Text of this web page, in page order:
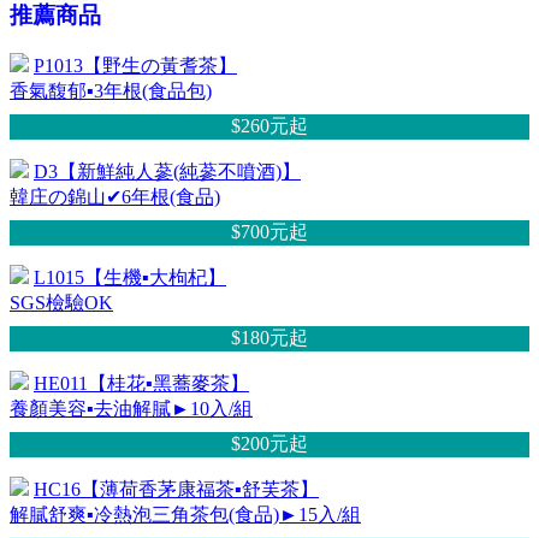
推薦商品
P1013【野生の黃耆茶】
香氣馥郁▪3年根(食品包)
$260元起
D3【新鮮純人蔘(純蔘不噴酒)】
韓庄の錦山✔6年根(食品)
$700元起
L1015【生機▪大枸杞】
SGS檢驗OK
$180元起
HE011【桂花▪黑蕎麥茶】
養顏美容▪去油解膩►10入/組
$200元起
HC16【薄荷香茅康福茶▪舒芙茶】
解膩舒爽▪冷熱泡三角茶包(食品)►15入/組